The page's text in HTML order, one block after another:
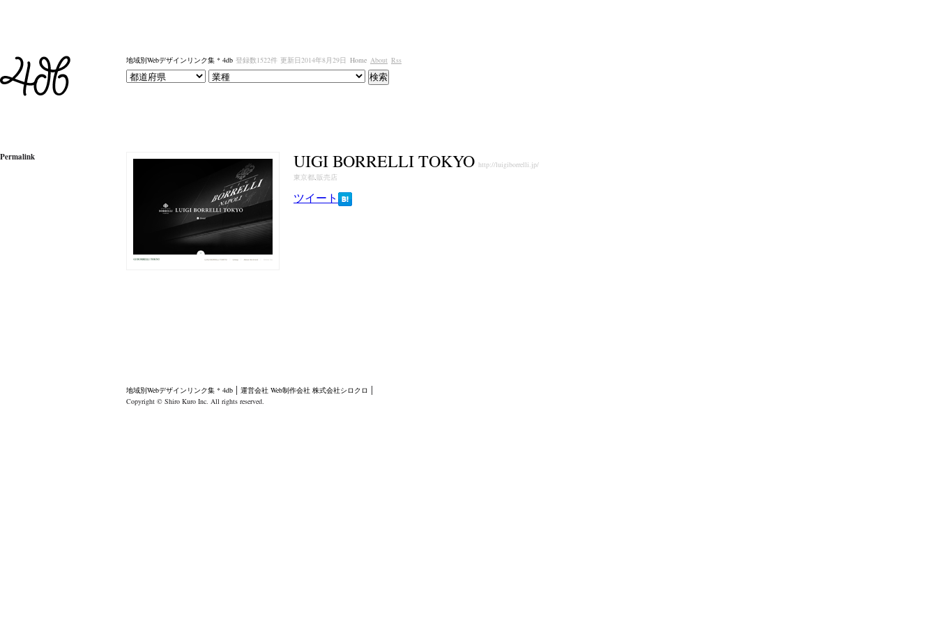
地域別Webデザインリンク集 * 4db 登録数1522件 更新日2014年8月29日 Home About Rss
Permalink UIGI BORRELLI TOKYO http://luigiborrelli.jp/
東京都,販売店
ツイート
地域別Webデザインリンク集 * 4db 運営会社 Web制作会社 株式会社シロクロ
Copyright © Shiro Kuro Inc. All rights reserved.